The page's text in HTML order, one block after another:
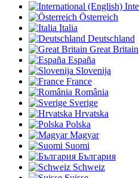
Österreich
Italia
Deutschland
Great Britain
España
Slovenija
France
România
Sverige
Hrvatska
Polska
Magyar
Suomi
България
Schweiz